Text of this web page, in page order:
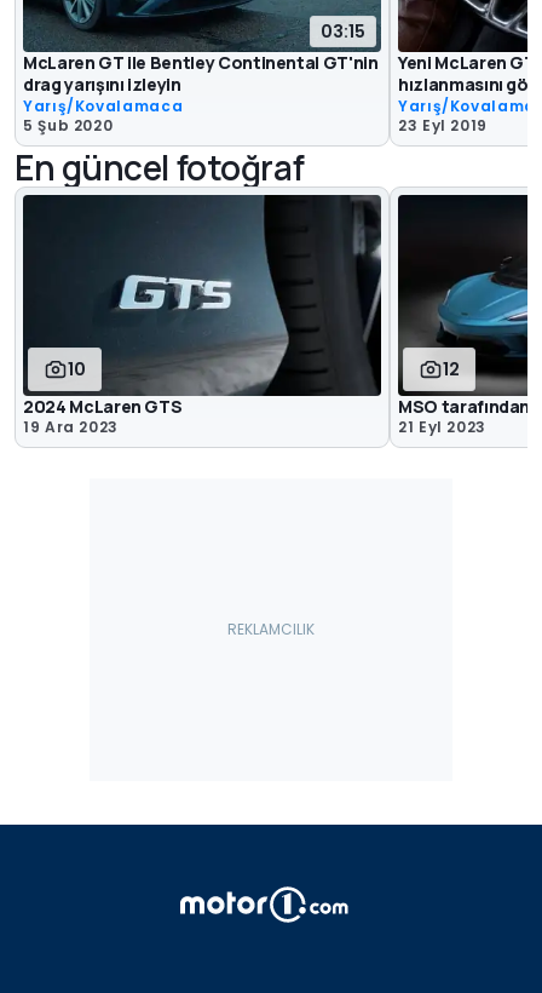
03:15
McLaren GT ile Bentley Continental GT'nin
drag yarışını izleyin
Yarış/Kovalamaca
5 Şub 2020
Yeni McLaren
hızlanmasını
Yarış/
23 Eyl 2019
En güncel fotoğraf
10
2024 McLaren GTS
19 Ara 2023
12
MSO tarafından
21 Eyl 2023